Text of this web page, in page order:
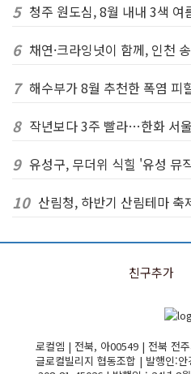
5 청주 원도심, 8월 내내 3색 여
6 채연·크라잉넛이 함께, 인천
7 해수부가 8월 추천한 폭염 피
8 작년보다 3주 빨라…한화 서
9 유성구, 무더위 식힐 '유성 뮤
10 산림청, 하반기 산림테마
친구추가
로컬엠 | 전북, 아00549 | 전북 전
글로컬빌리지 협동조합 | 발행인: